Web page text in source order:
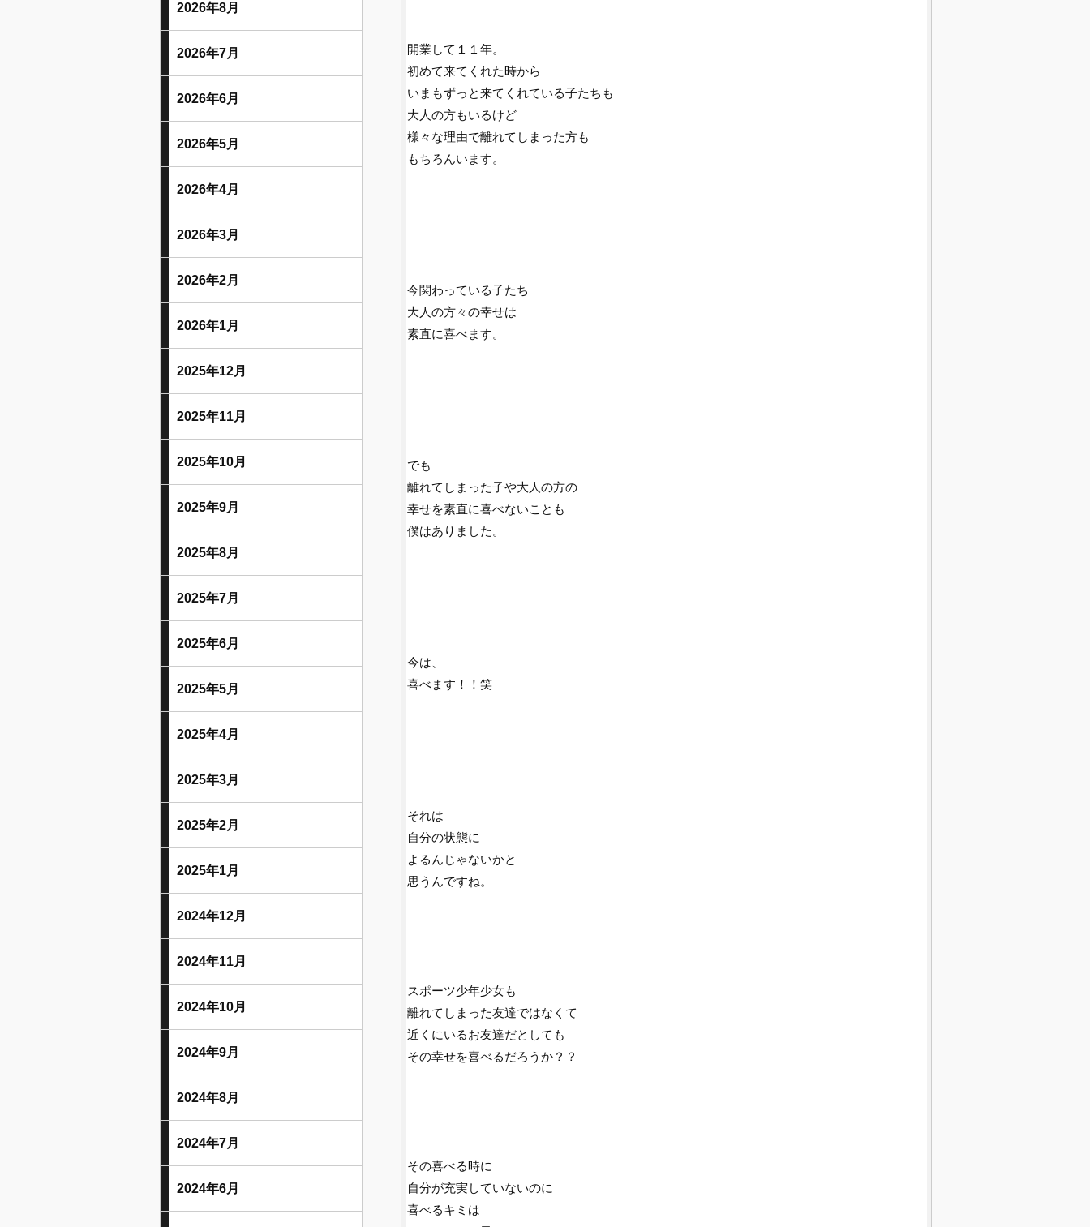
開業して１１年。
初めて来てくれた時から
いまもずっと来てくれている子たちも
大人の方もいるけど
様々な理由で離れてしまった方も
もちろんいます。
今関わっている子たち
大人の方々の幸せは
素直に喜べます。
でも
離れてしまった子や大人の方の
幸せを素直に喜べないことも
僕はありました。
今は、
喜べます！！笑
それは
自分の状態に
よるんじゃないかと
思うんですね。
スポーツ少年少女も
離れてしまった友達ではなくて
近くにいるお友達だとしても
その幸せを喜べるだろうか？？
その喜べる時に
自分が充実していないのに
喜べるキミは
2026年8月
2026年7月
2026年6月
2026年5月
2026年4月
2026年3月
2026年2月
2026年1月
2025年12月
2025年11月
2025年10月
2025年9月
2025年8月
2025年7月
2025年6月
2025年5月
2025年4月
2025年3月
2025年2月
2025年1月
2024年12月
2024年11月
2024年10月
2024年9月
2024年8月
2024年7月
2024年6月